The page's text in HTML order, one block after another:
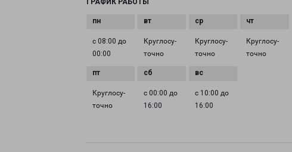
ГРАФИК РАБОТЫ
с 08:00 до
00:00
Круглосу­
точно
Круглосу­
точно
Круглосу­
точно
Круглосу­
точно
с 00:00 до
16:00
с 10:00 до
16:00